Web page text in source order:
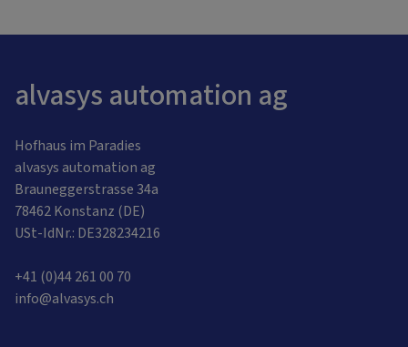
alvasys automation ag
Hofhaus im Paradies
alvasys automation ag
Brauneggerstrasse 34a
78462 Konstanz (DE)
USt-IdNr.: DE328234216
+41 (0)44 261 00 70
info@alvasys.ch